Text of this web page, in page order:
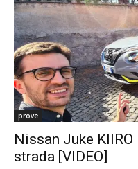
prove
Nissan Juke
strada [VIDEO]